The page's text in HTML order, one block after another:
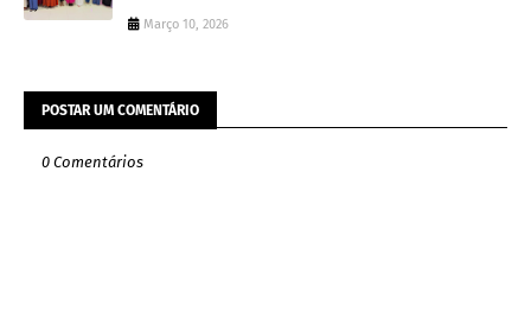
Março 10, 2026
POSTAR UM COMENTÁRIO
0 Comentários